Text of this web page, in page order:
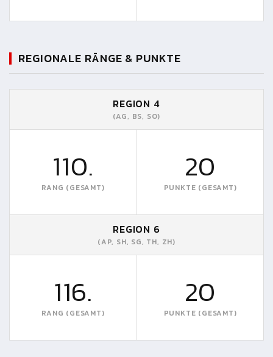
REGIONALE RÄNGE & PUNKTE
REGION 4
(AG, BS, SO)
110.
RANG (GESAMT)
20
PUNKTE (GESAMT)
REGION 6
(AP, SH, SG, TH, ZH)
116.
RANG (GESAMT)
20
PUNKTE (GESAMT)